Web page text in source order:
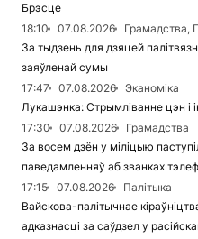
Брэсце
18:10
07.08.2026
Грамадства,
За тыдзень для дзяцей
заяўленай сумы
17:47
07.08.2026
Эканоміка
Лукашэнка: Стрымліванне цэн і
17:30
07.08.2026
Грамадства
За восем дзён у міліцыю
паведамленняў аб званках
17:15
07.08.2026
Палітыка
Вайскова-палітычнае
адказнасці за саўдзел у